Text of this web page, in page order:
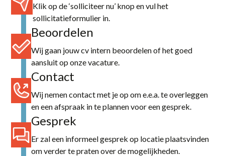
Klik op de ‘solliciteer nu’ knop en vul het
sollicitatieformulier in.
Beoordelen
Wij gaan jouw cv intern beoordelen of het goed
aansluit op onze vacature.
Contact
Wij nemen contact met je op om e.e.a. te overleggen
en een afspraak in te plannen voor een gesprek.
Gesprek
Er zal een informeel gesprek op locatie plaatsvinden
om verder te praten over de mogelijkheden.